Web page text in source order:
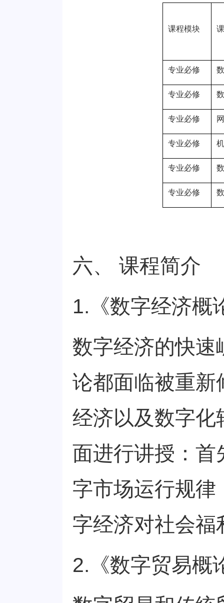
课程模块
专业必修
专业必修
专业必修
专业必修
专业必修
专业必修
六、 课程简介
1.《数字经济概
数字经济的快速
论都面临被重新
经济以及数字化
面进行讲授：首
字市场运行规
字经济对社会福
2.《数字贸易概